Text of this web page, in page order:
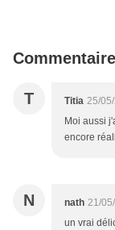
T Titia 25/
Moi aussi
encore
N nath 21/
un vrai